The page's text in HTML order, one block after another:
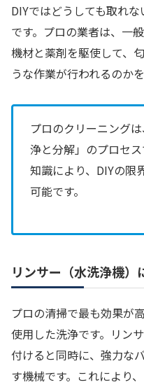
DIYではどうしても取れ
です。プロの業者は、一
機材と薬剤を駆使して、
うな作業が行われるのか
プロのクリーニング
浄と分解」のプロセ
知識により、DIYの限
可能です。
リンサー（水洗浄機）
プロの清掃で最も効果が
使用した洗浄です。リン
付けると同時に、強力な
す機械です。これにより